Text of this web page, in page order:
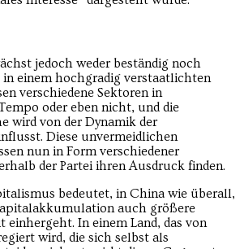
jedoch weder beständig noch
in einem hochgradig verstaatlichten
verschiedene Sektoren in
oder eben nicht, und die
wird von der Dynamik der
Diese unvermeidlichen
nun in Form verschiedener
der Partei ihren Ausdruck finden.
bedeutet, in China wie überall,
auch größere
einhergeht. In einem Land, das von
wird, die sich selbst als